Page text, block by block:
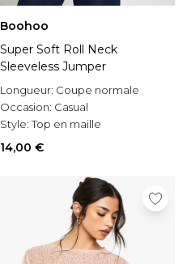
Boohoo
Super Soft Roll Neck
Sleeveless Jumper
Longueur: Coupe normale
Occasion: Casual
Style:Top en maille
14,00 €